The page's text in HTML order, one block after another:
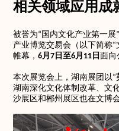
相关领域应用成
被誉为“国内文化产业第一
产业博览交易会（以下简称
帷幕，6月7日至6月11日 面向
本次展览会上，湖南展团以“
湖南深化文化体制改革、文
沙展区和郴州展区也在文博